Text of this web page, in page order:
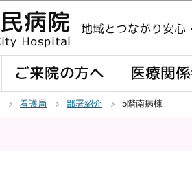
看護局 部署紹介 5階南病棟